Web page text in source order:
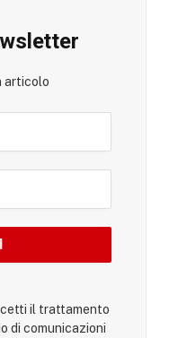
articolo
il trattamento
di comunicazioni